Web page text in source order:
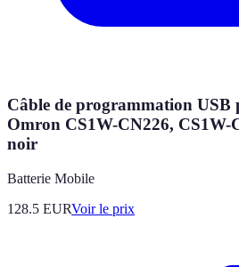
Câble de programmation USB
Omron CS1W-CN226, CS1W-
noir
Batterie Mobile
128.5 EURVoir le prix